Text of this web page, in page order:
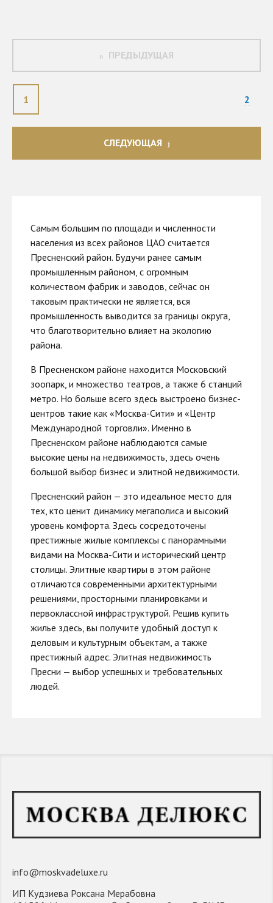
ПРЕДЫДУЩАЯ
1 2
СЛЕДУЮЩАЯ
Самым большим по площади и численности
населения из всех районов ЦАО считается
Пресненский район. Будучи ранее самым
промышленным районом, с огромным
количеством фабрик и заводов, сейчас он
таковым практически не является, вся
промышленность выводится за границы округа,
что благотворительно влияет на экологию
района.
В Пресненском районе находится Московский
зоопарк, и множество театров, а также 6 станций
метро. Но больше всего здесь выстроено бизнес-
центров такие как «Москва-Сити» и «Центр
Международной торговли». Именно в
Пресненском районе наблюдаются самые
высокие цены на недвижимость, здесь очень
большой выбор бизнес и элитной недвижимости.
Пресненский район — это идеальное место для
тех, кто ценит динамику мегаполиса и высокий
уровень комфорта. Здесь сосредоточены
престижные жилые комплексы с панорамными
видами на Москва-Сити и исторический центр
столицы. Элитные квартиры в этом районе
отличаются современными архитектурными
решениями, просторными планировками и
первоклассной инфраструктурой. Решив купить
жилье здесь, вы получите удобный доступ к
деловым и культурным объектам, а также
престижный адрес. Элитная недвижимость
Пресни — выбор успешных и требовательных
людей.
info@moskvadeluxe.ru
ИП Кудзиева Роксана Мерабовна